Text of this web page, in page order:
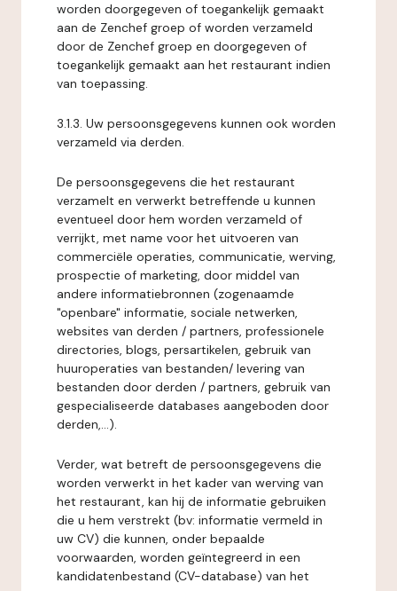
worden doorgegeven of toegankelijk gemaakt
aan de Zenchef groep of worden verzameld
door de Zenchef groep en doorgegeven of
toegankelijk gemaakt aan het restaurant indien
van toepassing.
3.1.3. Uw persoonsgegevens kunnen ook worden
verzameld via derden.
De persoonsgegevens die het restaurant
verzamelt en verwerkt betreffende u kunnen
eventueel door hem worden verzameld of
verrijkt, met name voor het uitvoeren van
commerciële operaties, communicatie, werving,
prospectie of marketing, door middel van
andere informatiebronnen (zogenaamde
"openbare" informatie, sociale netwerken,
websites van derden / partners, professionele
directories, blogs, persartikelen, gebruik van
huuroperaties van bestanden/ levering van
bestanden door derden / partners, gebruik van
gespecialiseerde databases aangeboden door
derden,...).
Verder, wat betreft de persoonsgegevens die
worden verwerkt in het kader van werving van
het restaurant, kan hij de informatie gebruiken
die u hem verstrekt (bv: informatie vermeld in
uw CV) die kunnen, onder bepaalde
voorwaarden, worden geïntegreerd in een
kandidatenbestand (CV-database) van het